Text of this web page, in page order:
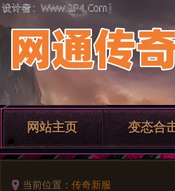
网站主页 变态合
当前位置： 传奇新服